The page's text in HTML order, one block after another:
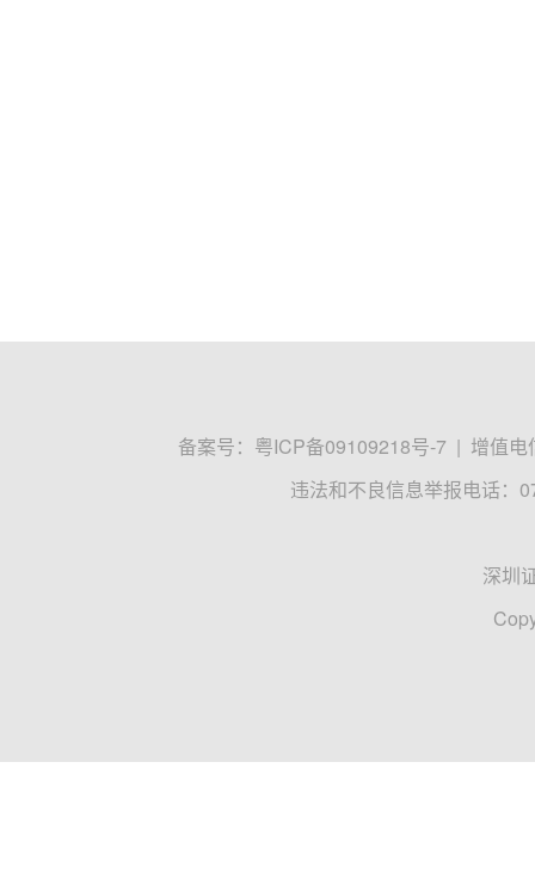
备案号： 粤ICP备09109218号-7 | 增值电
违法和不良信息举报电话：
深圳